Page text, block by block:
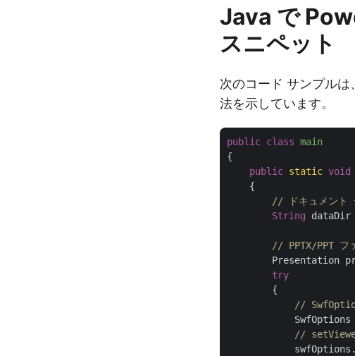
Java で
スニペット
次のコード サンプル
法を示しています。
public class main
{
public static void
    {
// ドキュメント
String dataDir
// PPTX/PPT フ
Presentation
try
        {
//
SwfOptions
//